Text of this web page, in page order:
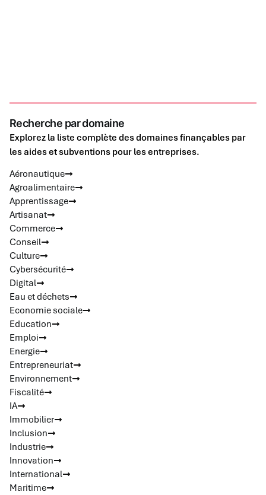
Recherche par domaine
Explorez la liste complète des domaines finançables par
les aides et subventions pour les entreprises.
Aéronautique
Agroalimentaire
Apprentissage
Artisanat
Commerce
Conseil
Culture
Cybersécurité
Digital
Eau et déchets
Economie sociale
Education
Emploi
Energie
Entrepreneuriat
Environnement
Fiscalité
IA
Immobilier
Inclusion
Industrie
Innovation
International
Maritime